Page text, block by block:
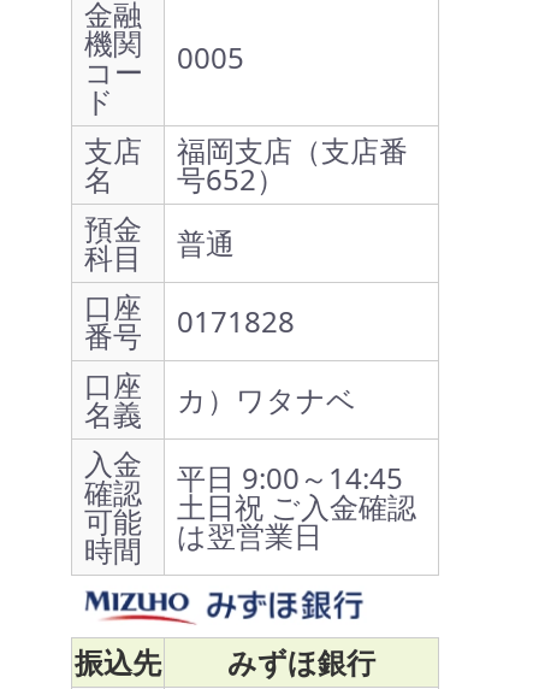
金融
機関
コー
ド
0005
支店
名
福岡支店（支店番
号652）
預金
科目
普通
口座
番号
0171828
口座
名義
カ）ワタナベ
入金
確認
可能
時間
平日 9:00～14:45
土日祝 ご入金確認
は翌営業日
振込先
みずほ銀行